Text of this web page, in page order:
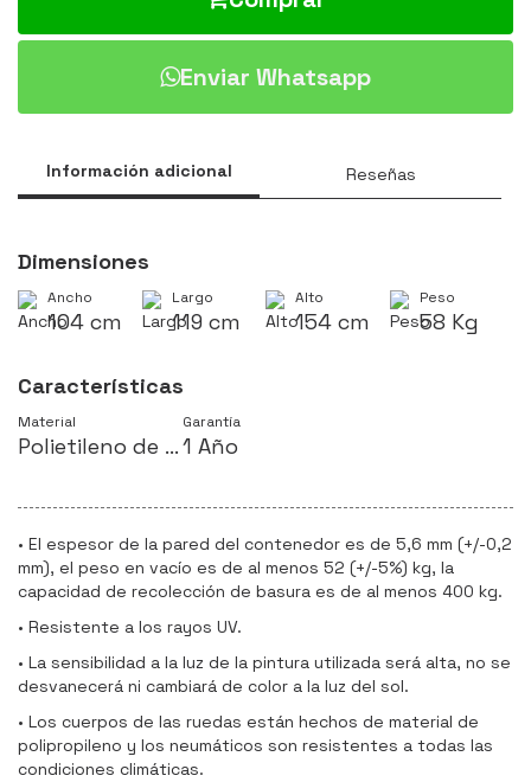
Enviar Whatsapp
Información adicional Reseñas
Dimensiones
Ancho
104 cm
Largo
119 cm
Alto
154 cm
Peso
58 Kg
Características
Material
Polietileno de Alta Densidad
Garantía
1 Año
• El espesor de la pared del contenedor es de 5,6 mm (+/-0,2
mm), el peso en vacío es de al menos 52 (+/-5%) kg, la
capacidad de recolección de basura es de al menos 400 kg.
• Resistente a los rayos UV.
• La sensibilidad a la luz de la pintura utilizada será alta, no se
desvanecerá ni cambiará de color a la luz del sol.
• Los cuerpos de las ruedas están hechos de material de
polipropileno y los neumáticos son resistentes a todas las
condiciones climáticas.